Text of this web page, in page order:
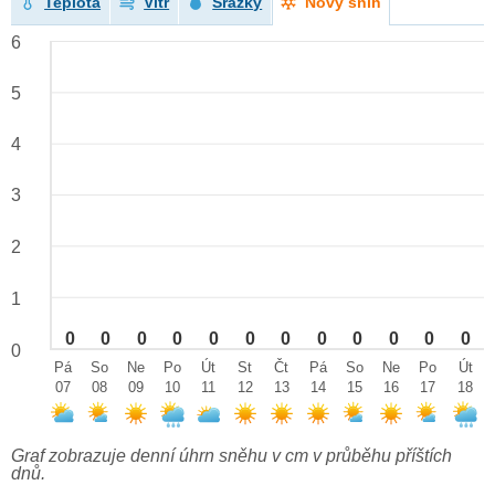
0 0 0 0 0 0 0 0 0 0 0 0
6
5
4
3
2
1
0
Pá
07
So
08
Ne
09
Po
10
Út
11
St
12
Čt
13
Pá
14
So
15
Ne
16
Po
17
Út
18
Graf zobrazuje denní úhrn sněhu v cm v průběhu příštích
dnů.